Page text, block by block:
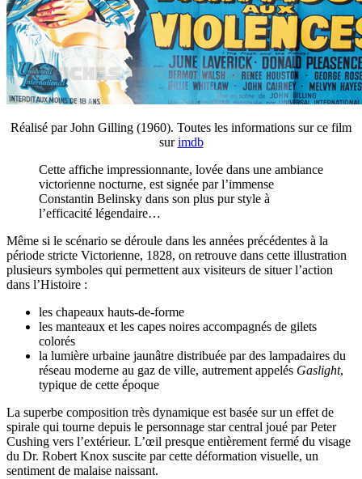
Réalisé par John Gilling (1960). Toutes les informations sur ce film
surimdb
Cette affiche impressionnante, lovée dans une ambiance
victorienne nocturne, est signée par l’immense
Constantin Belinsky dans son plus pur style à
l’efficacité légendaire…
Même si le scénario se déroule dans les années précédentes à la
période stricte Victorienne, 1828, on retrouve dans cette illustration
plusieurs symboles qui permettent aux visiteurs de situer l’action
dans l’Histoire :
les chapeaux hauts-de-forme
les manteaux et les capes noires accompagnés de gilets
colorés
la lumière urbaine jaunâtre distribuée par des lampadaires du
réseau moderne au gaz de ville, autrement appelés Gaslight,
typique de cette époque
La superbe composition très dynamique est basée sur un effet de
spirale qui tourne depuis le personnage star central joué par Peter
Cushing vers l’extérieur. L’œil presque entièrement fermé du visage
du Dr. Robert Knox suscite par cette déformation visuelle, un
sentiment de malaise naissant.